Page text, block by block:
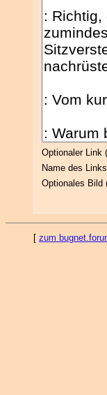
Optionaler Link
Name des
Optionales Bild
[ zum